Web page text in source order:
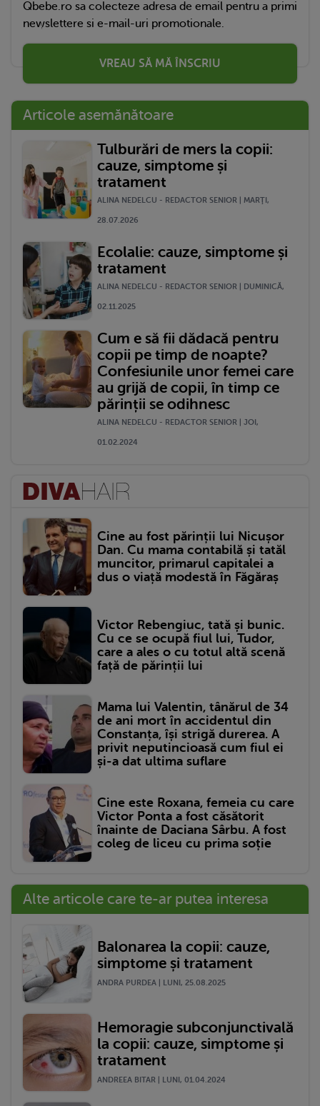
Qbebe.ro sa colecteze adresa de email pentru a primi
newslettere si e-mail-uri promotionale.
VREAU SĂ MĂ ÎNSCRIU
Articole asemănătoare
Tulburări de mers la copii:
cauze, simptome și
tratament
ALINA NEDELCU - REDACTOR SENIOR | MARŢI,
28.07.2026
Ecolalie: cauze, simptome și
tratament
ALINA NEDELCU - REDACTOR SENIOR | DUMINICĂ,
02.11.2025
Cum e să fii dădacă pentru
copii pe timp de noapte?
Confesiunile unor femei care
au grijă de copii, în timp ce
părinții se odihnesc
ALINA NEDELCU - REDACTOR SENIOR | JOI,
01.02.2024
Cine au fost părinții lui Nicușor
Dan. Cu mama contabilă și tatăl
muncitor, primarul capitalei a
dus o viață modestă în Făgăraș
Victor Rebengiuc, tată și bunic.
Cu ce se ocupă fiul lui, Tudor,
care a ales o cu totul altă scenă
față de părinții lui
Mama lui Valentin, tânărul de 34
de ani mort în accidentul din
Constanța, își strigă durerea. A
privit neputincioasă cum fiul ei
și-a dat ultima suflare
Cine este Roxana, femeia cu care
Victor Ponta a fost căsătorit
înainte de Daciana Sârbu. A fost
coleg de liceu cu prima soție
Alte articole care te-ar putea interesa
Balonarea la copii: cauze,
simptome și tratament
ANDRA PURDEA | LUNI, 25.08.2025
Hemoragie subconjunctivală
la copii: cauze, simptome și
tratament
ANDREEA BITAR | LUNI, 01.04.2024